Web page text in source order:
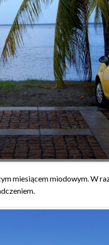
miesiącem miodowym. W